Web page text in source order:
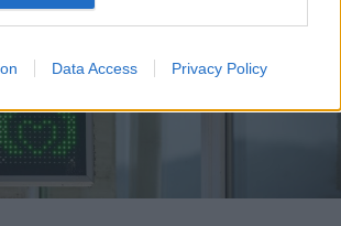
Data Access Privacy Policy